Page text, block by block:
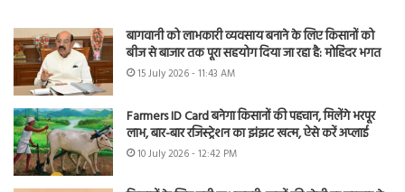
बागवानी को लाभकारी व्यवसाय बनाने के लिए किसानों को
बीज से बाजार तक पूरा सहयोग दिया जा रहा है: मोहिंदर भगत
15 July 2026 - 11:43 AM
Farmers ID Card बनेगा किसानों की पहचान, मिलेंगे भरपूर
लाभ, बार-बार रजिस्ट्रेशन का झंझट खत्म, ऐसे करें अप्लाई
10 July 2026 - 12:42 PM